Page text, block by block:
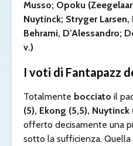
Musso; Opoku
Nuytinck; Stryger Larsen,
Behrami, D’Alessandro;
v.)
I voti di Fantapazz
Totalmente bocciato il
(5), Ekong (5,5),
offerto decisamente una
sotto la sufficienza.